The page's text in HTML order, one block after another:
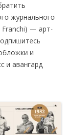
журнального
Franchi) — арт-
и
и авангард